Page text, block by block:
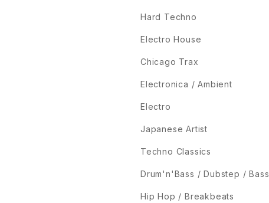
Hard Techno
Electro House
Chicago Trax
Electronica / Ambient
Electro
Japanese Artist
Techno Classics
Drum'n'Bass / Dubstep / Bass
Hip Hop / Breakbeats